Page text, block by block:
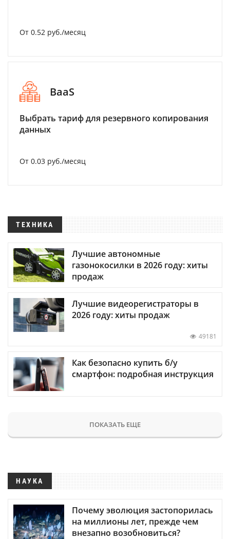
От 0.52 руб./месяц
BaaS
Выбрать тариф для резервного копирования
данных
От 0.03 руб./месяц
ТЕХНИКА
Лучшие автономные
газонокосилки в 2026 году: хиты
продаж
Лучшие видеорегистраторы в
2026 году: хиты продаж
49181
Как безопасно купить б/у
смартфон: подробная инструкция
ПОКАЗАТЬ ЕЩЕ
НАУКА
Почему эволюция застопорилась
на миллионы лет, прежде чем
внезапно возобновиться?